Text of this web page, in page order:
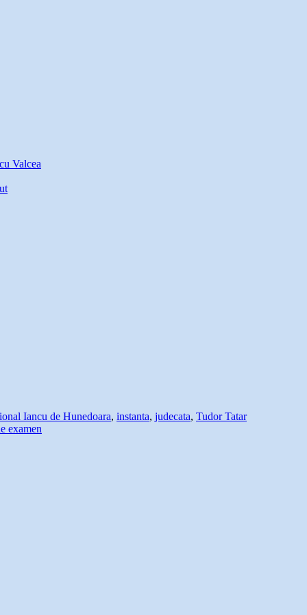
Valcea
Iancu de Hunedoara, instanta, judecata, Tudor Tatar
examen